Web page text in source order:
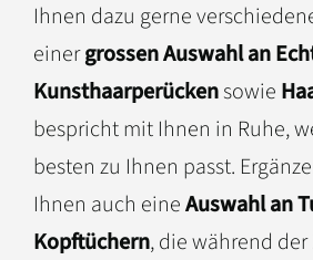
Ihnen dazu gerne
einergrossen Auswahl an
Kunsthaarperückensowie
bespricht mit Ihnen in Ruhe,
besten zu Ihnen passt.
Ihnen auch eineAuswahl an
Kopftüchern, die während der